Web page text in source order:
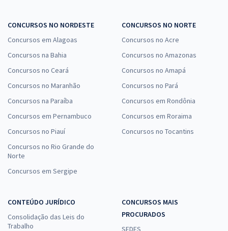
CONCURSOS NO NORDESTE
Concursos em Alagoas
Concursos na Bahia
Concursos no Ceará
Concursos no Maranhão
Concursos na Paraíba
Concursos em Pernambuco
Concursos no Piauí
Concursos no Rio Grande do
Norte
Concursos em Sergipe
CONCURSOS NO NORTE
Concursos no Acre
Concursos no Amazonas
Concursos no Amapá
Concursos no Pará
Concursos em Rondônia
Concursos em Roraima
Concursos no Tocantins
CONTEÚDO JURÍDICO
Consolidação das Leis do
Trabalho
CONCURSOS MAIS
PROCURADOS
SEDES